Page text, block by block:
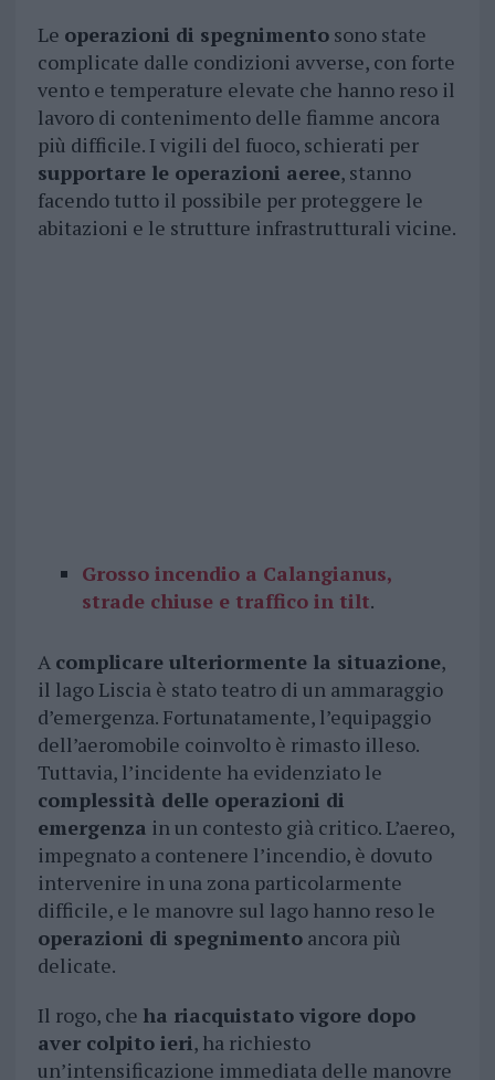
Le operazioni di spegnimentosono state
complicate dalle condizioni avverse, con forte
vento e temperature elevate che hanno reso il
lavoro di contenimento delle fiamme ancora
più difficile. I vigili del fuoco, schierati per
supportare le operazioni aeree, stanno
facendo tutto il possibile per proteggere le
abitazioni e le strutture infrastrutturali vicine.
Grosso incendio a Calangianus,
strade chiuse e traffico in tilt.
A complicare ulteriormente la situazione,
il lago Liscia è stato teatro di un ammaraggio
d’emergenza. Fortunatamente, l’equipaggio
dell’aeromobile coinvolto è rimasto illeso.
Tuttavia, l’incidente ha evidenziato le
complessità delle operazioni di
emergenza in un contesto già critico. L’aereo,
impegnato a contenere l’incendio, è dovuto
intervenire in una zona particolarmente
difficile, e le manovre sul lago hanno reso le
operazioni di spegnimentoancora più
delicate.
Il rogo, che ha riacquistato vigore dopo
aver colpito ieri, ha richiesto
un’intensificazione immediata delle manovre